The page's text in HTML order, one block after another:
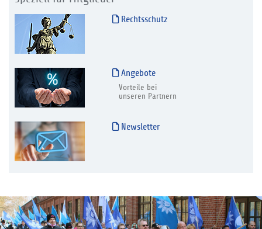
Rechtsschutz
Angebote
Vorteile bei
unseren Partnern
Newsletter